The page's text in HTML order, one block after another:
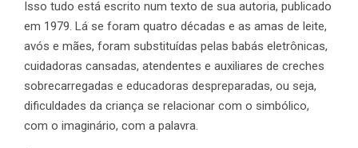
Isso tudo está escrito num texto de sua autoria, publicado
em 1979. Lá se foram quatro décadas e as amas de leite,
avós e mães, foram substituídas pelas babás eletrônicas,
cuidadoras cansadas, atendentes e auxiliares de creches
sobrecarregadas e educadoras despreparadas, ou seja,
dificuldades da criança se relacionar com o simbólico,
com o imaginário, com a palavra.